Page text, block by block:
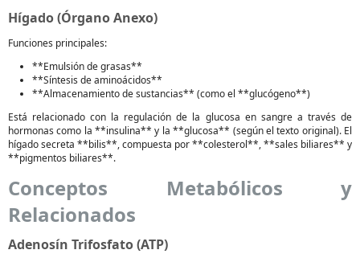
Hígado (Órgano Anexo)
Funciones principales:
**Emulsión de grasas**
**Síntesis de aminoácidos**
**Almacenamiento de sustancias** (como el **glucógeno**)
Está relacionado con la regulación de la glucosa en sangre a través de
hormonas como la **insulina** y la **glucosa** (según el texto original). El
hígado secreta **bilis**, compuesta por **colesterol**, **sales biliares** y
**pigmentos biliares**.
Conceptos Metabólicos y
Relacionados
Adenosín Trifosfato (ATP)